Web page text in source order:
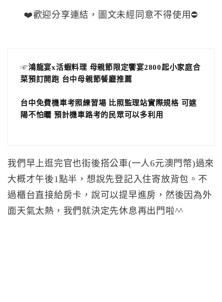
❤️歡迎分享連結，圖文未經同意不得使用⛔️
☞鴻龍宴x活蝦料理 母親節限定饗宴2800起小家庭合
菜預訂開跑 台中母親節餐廳推薦
台中免費機車考照練習場 比照監理站實際規格 可遮
陽不怕曬 預計機車路考的民眾可以多利用
我們早上逛完官也街後搭公車(一人6元澳門幣)過來
大概才午後1點半，想說先登記入住寄放背包。不
過櫃台直接給房卡，說可以提早進房，然後因為外
面天氣太熱，我們就決定先休息再出門啦^^